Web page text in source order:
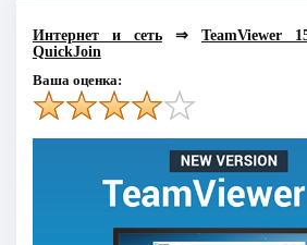
Интернет и сеть⇒ TeamViewer
QuickJoin
Ваша оценка: